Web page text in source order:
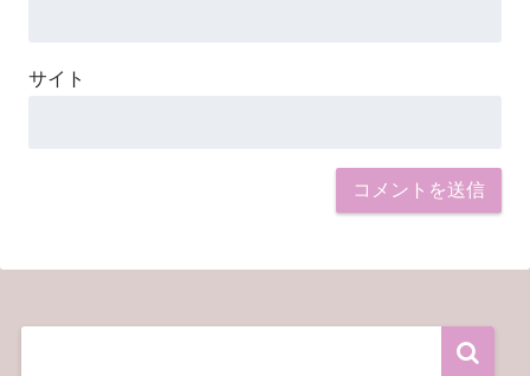
サイト